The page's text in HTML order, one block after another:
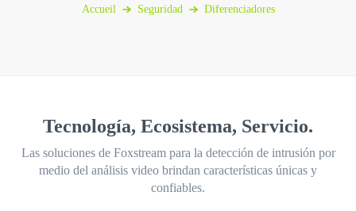
Accueil Seguridad Diferenciadores
Tecnología, Ecosistema, Servicio.
Las soluciones de Foxstream para la detección de intrusión por
medio del análisis video brindan características únicas y
confiables.